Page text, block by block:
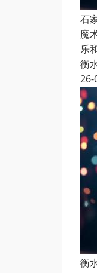
石
魔
乐
衡
26-
衡